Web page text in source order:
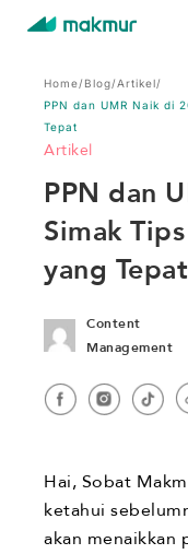
Home/Blog/Artikel/
PPN dan UMR Naik di
Tepat
Artikel
PPN dan
Simak
yang Tepat
Content
Management
Hai, Sobat
ketahui
akan menaikkan